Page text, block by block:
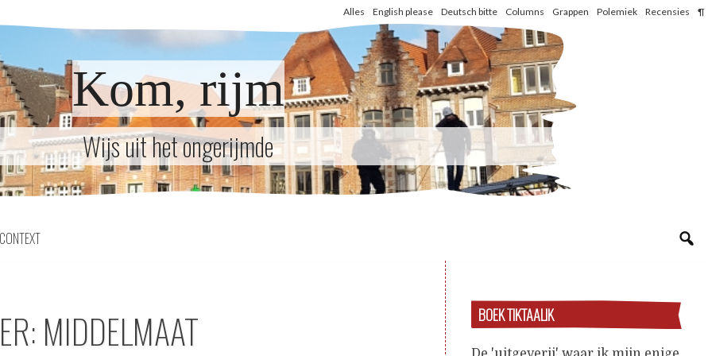
Alles English please Deutsch bitte Columns Grappen Polemiek Recensies ¶
Kom, rijm
Wijs uit het ongerijmde
CONTEXT
MIDDELMAAT BOEK TIKTAALIK